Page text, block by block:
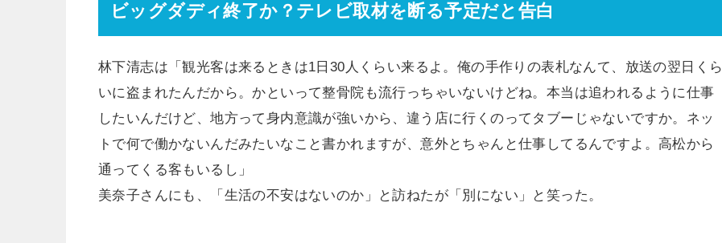
ビッグダディ終了か？テレビ取材を断る予定だと告白
林下清志は「観光客は来るときは1日30人くらい来るよ。俺の手作りの表札なんて、放送の翌日くら
いに盗まれたんだから。かといって整骨院も流行っちゃいないけどね。本当は追われるように仕事
したいんだけど、地方って身内意識が強いから、違う店に行くのってタブーじゃないですか。ネッ
トで何で働かないんだみたいなこと書かれますが、意外とちゃんと仕事してるんですよ。高松から
通ってくる客もいるし」
美奈子さんにも、「生活の不安はないのか」と訪ねたが「別にない」と笑った。